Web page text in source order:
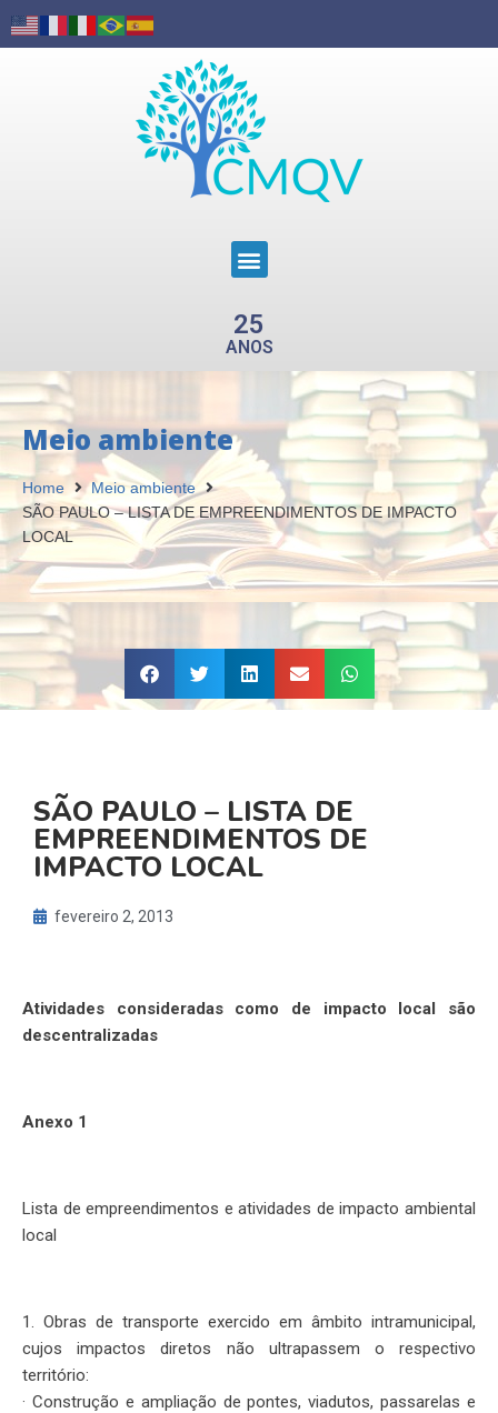
25
ANOS
Meio ambiente
Home
Meio ambiente
SÃO PAULO – LISTA DE EMPREENDIMENTOS DE IMPACTO
LOCAL
SÃO PAULO – LISTA DE
EMPREENDIMENTOS DE
IMPACTO LOCAL
fevereiro 2, 2013
Atividades consideradas como de impacto local são
descentralizadas
Anexo 1
Lista de empreendimentos e atividades de impacto ambiental
local
1. Obras de transporte exercido em âmbito intramunicipal,
cujos impactos diretos não ultrapassem o respectivo
território:
· Construção e ampliação de pontes, viadutos, passarelas e